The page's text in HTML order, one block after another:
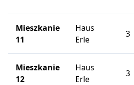
Mieszkanie
11
Haus
Erle
3
Mieszkanie
12
Haus
Erle
3